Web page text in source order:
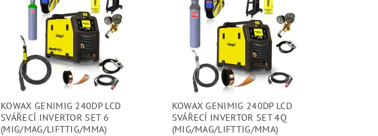
KOWAX GENIMIG 240DP LCD
SVÁŘECÍ INVERTOR SET 6
(MIG/MAG/LIFTTIG/MMA)
KOWAX GENIMIG 240DP LCD
SVÁŘECÍ INVERTOR SET 4Q
(MIG/MAG/LIFTTIG/MMA)